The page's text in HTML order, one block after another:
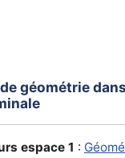
géométrie
espace 1 :